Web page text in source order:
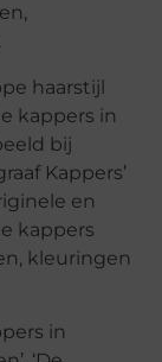
haarstijl
kappers in
bij
Kappers’
en
kappers
kleuringen
in